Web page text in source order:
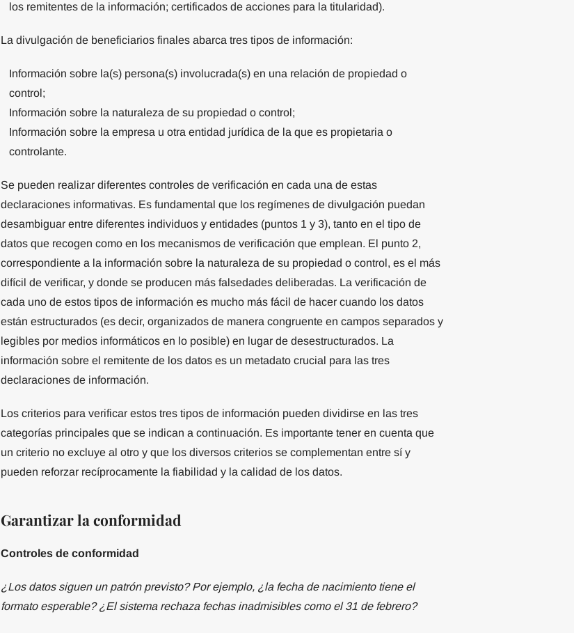
los remitentes de la información; certificados de acciones para la titularidad).
La divulgación de beneficiarios finales abarca tres tipos de información:
Información sobre la(s) persona(s) involucrada(s) en una relación de propiedad o
control;
Información sobre la naturaleza de su propiedad o control;
Información sobre la empresa u otra entidad jurídica de la que es propietaria o
controlante.
Se pueden realizar diferentes controles de verificación en cada una de estas
declaraciones informativas. Es fundamental que los regímenes de divulgación puedan
desambiguar entre diferentes individuos y entidades (puntos 1 y 3), tanto en el tipo de
datos que recogen como en los mecanismos de verificación que emplean. El punto 2,
correspondiente a la información sobre la naturaleza de su propiedad o control, es el más
difícil de verificar, y donde se producen más falsedades deliberadas. La verificación de
cada uno de estos tipos de información es mucho más fácil de hacer cuando los datos
están estructurados (es decir, organizados de manera congruente en campos separados y
legibles por medios informáticos en lo posible) en lugar de desestructurados. La
información sobre el remitente de los datos es un metadato crucial para las tres
declaraciones de información.
Los criterios para verificar estos tres tipos de información pueden dividirse en las tres
categorías principales que se indican a continuación. Es importante tener en cuenta que
un criterio no excluye al otro y que los diversos criterios se complementan entre sí y
pueden reforzar recíprocamente la fiabilidad y la calidad de los datos.
Garantizar la conformidad
Controles de conformidad
¿Los datos siguen un patrón previsto? Por ejemplo, ¿la fecha de nacimiento tiene el
formato esperable? ¿El sistema rechaza fechas inadmisibles como el 31 de febrero?